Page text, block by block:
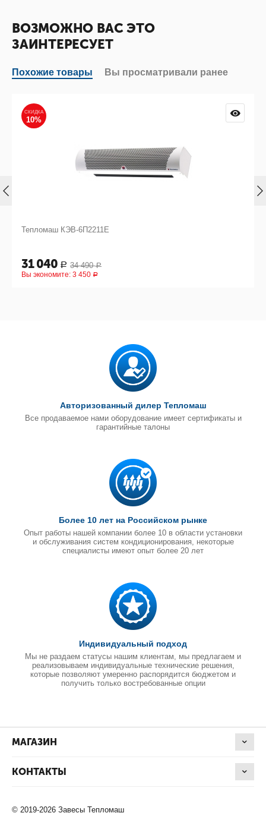
ВОЗМОЖНО ВАС ЭТО
ЗАИНТЕРЕСУЕТ
Похожие товары Вы просматривали ранее
СКИДКА
10%
Тепломаш КЭВ-6П2211Е
31 040 Р 34 490 Р
Вы экономите: 3 450 Р
Авторизованный дилер Тепломаш
Все продаваемое нами оборудование имеет сертификаты и
гарантийные талоны
Более 10 лет на Российском рынке
Опыт работы нашей компании более 10 в области установки
и обслуживания систем кондиционирования, некоторые
специалисты имеют опыт более 20 лет
Индивидуальный подход
Мы не раздаем статусы нашим клиентам, мы предлагаем и
реализовываем индивидуальные технические решения,
которые позволяют умеренно распорядится бюджетом и
получить только востребованные опции
МАГАЗИН
КОНТАКТЫ
© 2019-2026 Завесы Тепломаш